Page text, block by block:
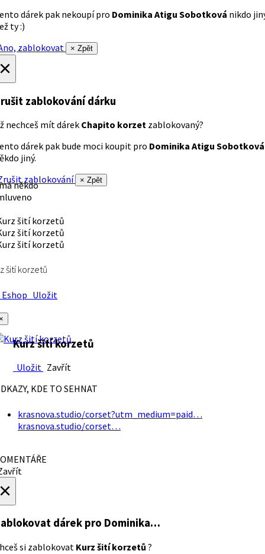
dárek pak nekoupí pro Dominika Atigu Sobotková nikdo
ty :)
zablokovat
× Zpět
zablokování dárku
nechceš mít dárek Chapito korzet zablokovaný?
dárek pak bude moci koupit pro Dominika Atigu Sobotková
jiný.
zablokování
× Zpět
někdo
šití korzetů
Uložit
Kurz šití korzetů
Uložit Zavřít
KDE TO SEHNAT
krasnova.studio/corset?utm_medium=paid…
krasnova.studio/corset…
dárek pro Dominika…
si zablokovat Kurz šití korzetů ?